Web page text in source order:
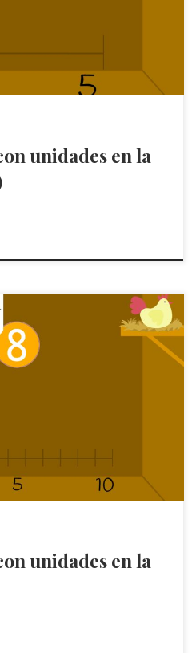
unidades en la
para colocar la paja en el
unidades en la